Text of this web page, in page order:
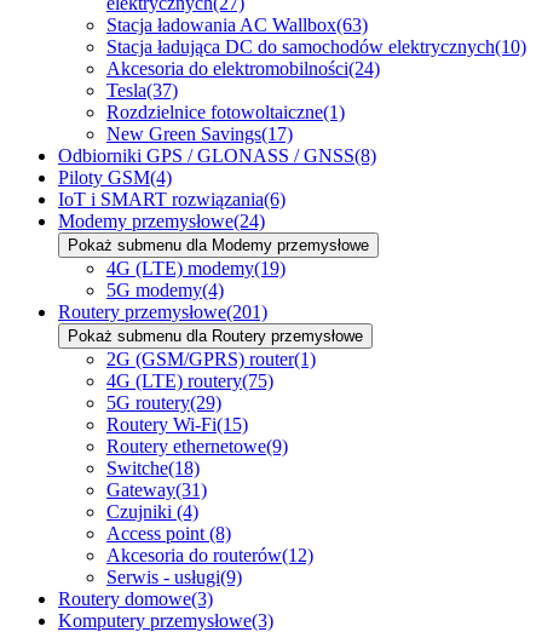
Stacja ładowania AC Wallbox(63)
Stacja ładująca DC do samochodów elektrycznych(10)
Akcesoria do elektromobilności(24)
Tesla(37)
Rozdzielnice fotowoltaiczne(1)
New Green Savings(17)
Odbiorniki GPS / GLONASS / GNSS(8)
Piloty GSM(4)
IoT i SMART rozwiązania(6)
Modemy przemysłowe(24)
Pokaż submenu dla Modemy przemysłowe
4G (LTE) modemy(19)
5G modemy(4)
Routery przemysłowe(201)
Pokaż submenu dla Routery przemysłowe
2G (GSM/GPRS) router(1)
4G (LTE) routery(75)
5G routery(29)
Routery Wi-Fi(15)
Routery ethernetowe(9)
Switche(18)
Gateway(31)
Czujniki (4)
Access point (8)
Akcesoria do routerów(12)
Serwis - usługi(9)
Routery domowe(3)
Komputery przemysłowe(3)